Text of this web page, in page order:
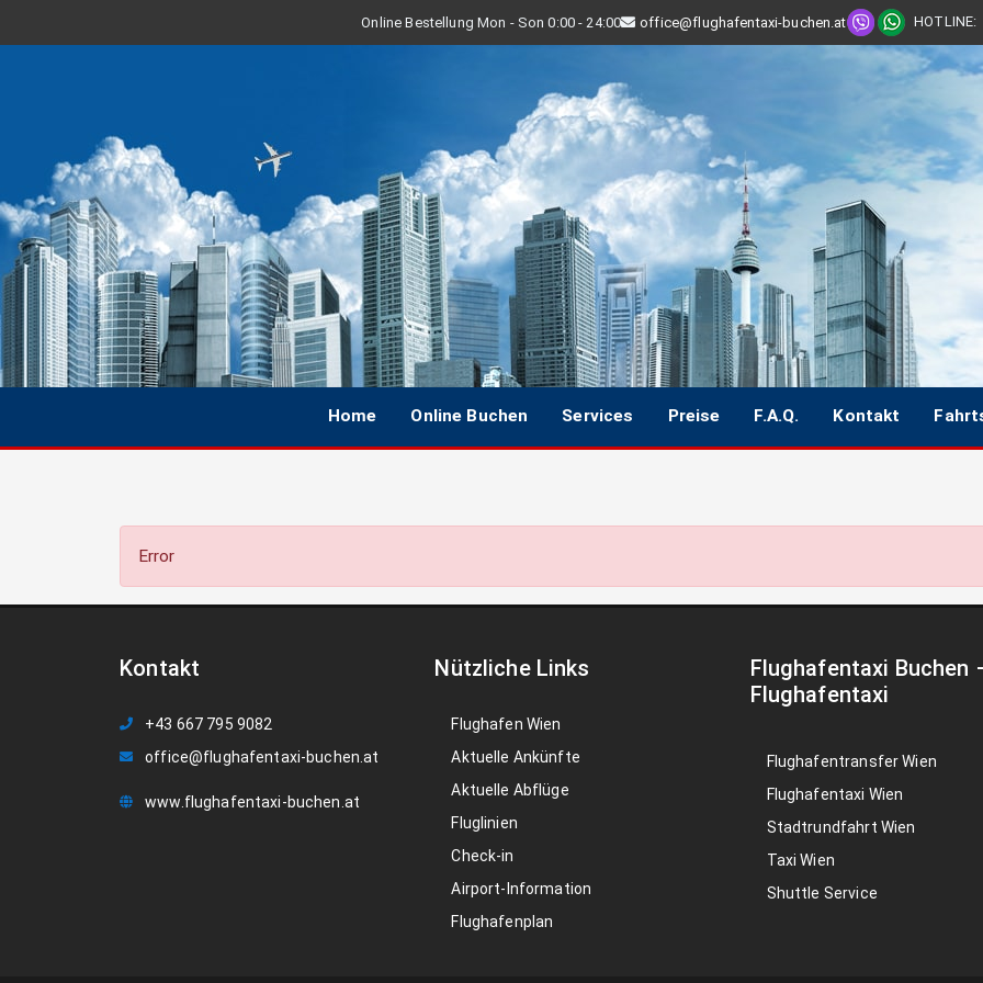
Online Bestellung Mon - Son 0:00 - 24:00 office@flughafentaxi-buchen.at HOTLINE:
Home Online Buchen Services Preise F.A.Q. Kontakt
Error
Kontakt
+43 667 795 9082
office@flughafentaxi-buchen.at
www.flughafentaxi-buchen.at
Nützliche Links
Flughafen Wien
Aktuelle Ankünfte
Aktuelle Abflüge
Fluglinien
Check-in
Airport-Information
Flughafenplan
Flughafentaxi Buchen
Flughafentaxi
Flughafentransfer Wien
Flughafentaxi Wien
Stadtrundfahrt Wien
Taxi Wien
Shuttle Service